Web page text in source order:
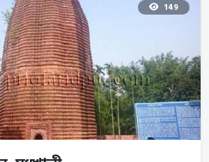
অখন্ড মহানাম কীর্তন অব্যাহত রয়েছে।
ব্যাপী নাম কীর্তন হয়। প্রতিবছর সপ্তাহব্যাপী
পালিত হয়।&nbsp;
149